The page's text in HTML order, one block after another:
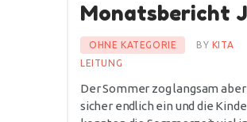
Monatsbericht
OHNE KATEGORIE BY KITA
LEITUNG
Der Sommer zog langsam aber
sicher endlich ein und die